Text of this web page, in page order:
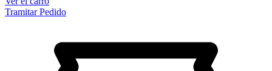
Tramitar Pedido